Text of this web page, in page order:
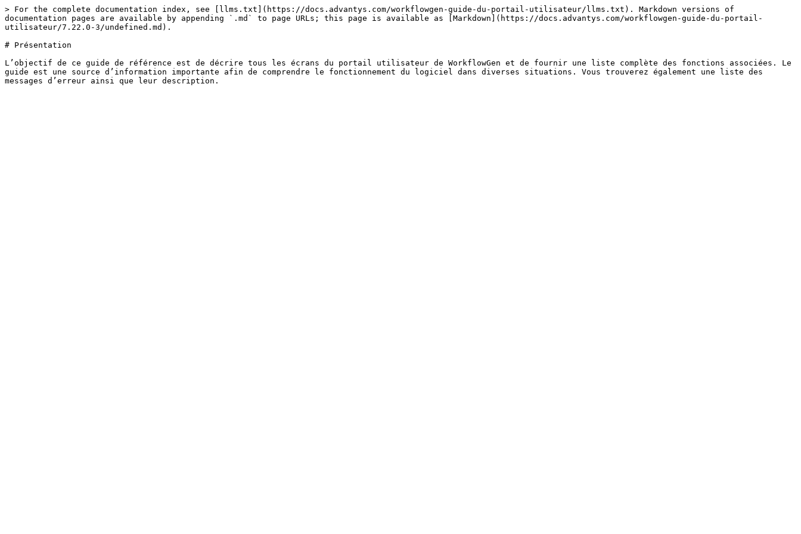
> For the complete documentation index, see [llms.txt](https://docs.advantys.com/workflowgen-guide-du-portail-utilisateur/llms.txt). Markdown versions of
documentation pages are available by appending `.md` to page URLs; this page is available as [Markdown](https://docs.advantys.com/workflowgen-guide-du-portail-
utilisateur/7.22.0-3/undefined.md).
# Présentation
L’objectif de ce guide de référence est de décrire tous les écrans du portail utilisateur de WorkflowGen et de fournir une liste complète des fonctions associées. Le
guide est une source d’information importante afin de comprendre le fonctionnement du logiciel dans diverses situations. Vous trouverez également une liste des